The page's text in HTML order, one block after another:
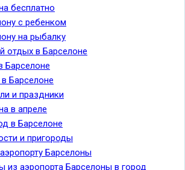
бесплатно
с ребенком
на рыбалку
отдых в Барселоне
Барселоне
Барселоне
и праздники
в апреле
в Барселоне
и пригороды
Барселоны
из аэропорта Барселоны в город